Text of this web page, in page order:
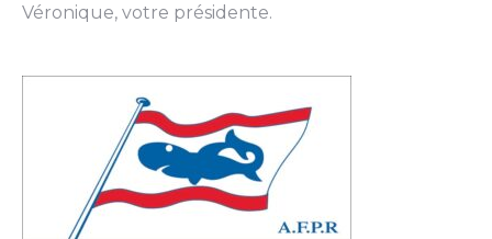
Véronique, votre présidente.